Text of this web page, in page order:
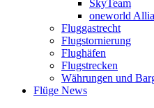
SkyTeam
oneworld
Fluggastrecht
Flugstornierung
Flughäfen
Flugstrecken
Währungen und
Flüge News